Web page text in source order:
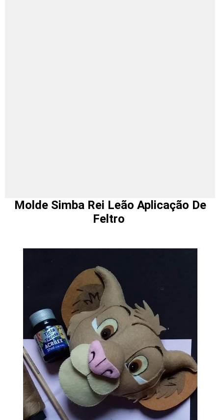
Molde Simba Rei Leão Aplicação De
Feltro